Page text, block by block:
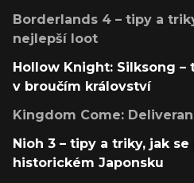
Borderlands 4 – tipy a
nejlepší loot
Hollow Knight: Silksong
v broučím království
Kingdom Come:
Nioh 3 – tipy a triky, jak
historickém Japonsku